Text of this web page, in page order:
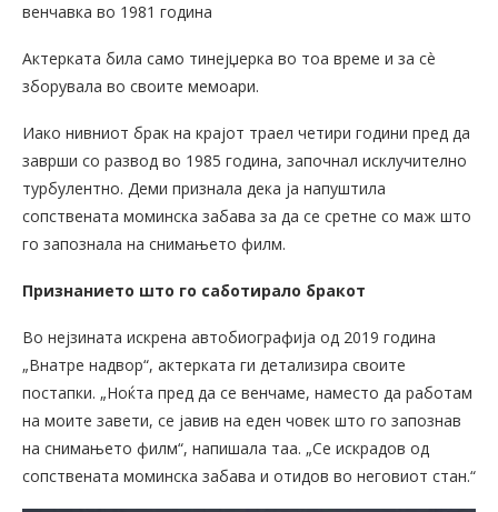
венчавка во 1981 година
Актерката била само тинејџерка во тоа време и за сè
зборувала во своите мемоари.
Иако нивниот брак на крајот траел четири години пред да
заврши со развод во 1985 година, започнал исклучително
турбулентно. Деми признала дека ја напуштила
сопствената моминска забава за да се сретне со маж што
го запознала на снимањето филм.
Признанието што го саботирало бракот
Во нејзината искрена автобиографија од 2019 година
„Внатре надвор“, актерката ги детализира своите
постапки. „Ноќта пред да се венчаме, наместо да работам
на моите завети, се јавив на еден човек што го запознав
на снимањето филм“, напишала таа. „Се искрадов од
сопствената моминска забава и отидов во неговиот стан.“